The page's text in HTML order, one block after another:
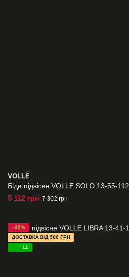
VOLLE
Біде підвісне VOLLE SOLO 13-55-112
5 112 грн 7 302 грн
−25%
ДОСТАВКА ВІД 500 ГРН
12